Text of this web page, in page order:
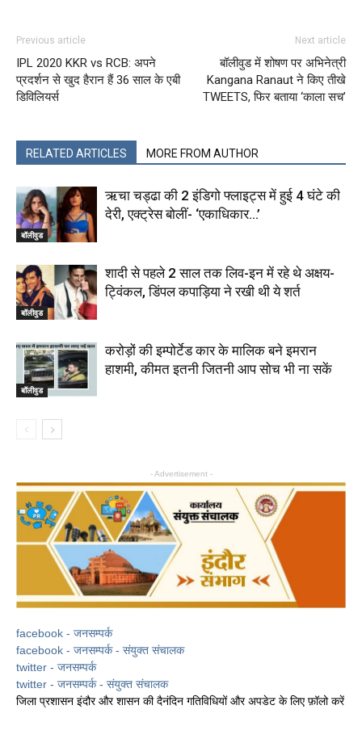
Previous article
IPL 2020 KKR vs RCB: अपने
प्रदर्शन से खुद हैरान हैं 36 साल के एबी
डिविलियर्स
Next article
बॉलीवुड में शोषण पर अभिनेत्री
Kangana Ranaut ने किए तीखे
TWEETS, फिर बताया ‘काला सच’
RELATED ARTICLES MORE FROM AUTHOR
बॉलीवुड
ऋचा चड्ढा की 2 इंडिगो फ्लाइट्स में हुई 4 घंटे की
देरी, एक्ट्रेस बोलीं- ‘एकाधिकार…’
बॉलीवुड
शादी से पहले 2 साल तक लिव-इन में रहे थे अक्षय-
ट्विंकल, डिंपल कपाड़िया ने रखी थी ये शर्त
बॉलीवुड
करोड़ों की इम्पोर्टेड कार के मालिक बने इमरान
हाशमी, कीमत इतनी जितनी आप सोच भी ना सकें
- Advertisement -
facebook - जनसम्पर्क
facebook - जनसम्पर्क - संयुक्त संचालक
twitter - जनसम्पर्क
twitter - जनसम्पर्क - संयुक्त संचालक
जिला प्रशासन इंदौर और शासन की दैनंदिन गतिविधियों और अपडेट के लिए फ़ॉलो करें